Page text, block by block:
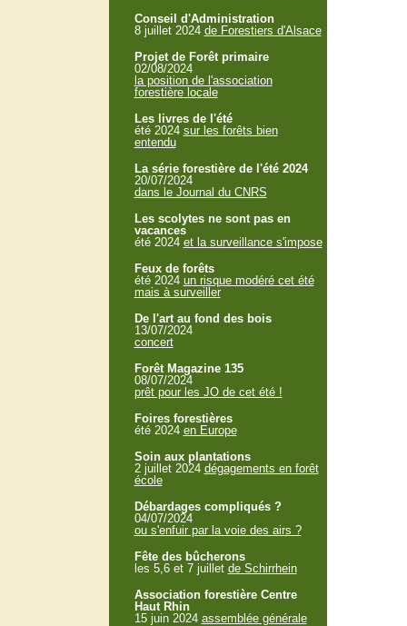
Conseil d'Administration
8 juillet 2024 de Forestiers d'Alsace
Projet de Forêt primaire
02/08/2024
la position de l'association
forestière locale
Les livres de l'été
été 2024 sur les forêts bien
entendu
La série forestière de l'été 2024
20/07/2024
dans le Journal du CNRS
Les scolytes ne sont pas en
vacances
été 2024 et la surveillance s'impose
Feux de forêts
été 2024 un risque modéré cet été
mais à surveiller
De l'art au fond des bois
13/07/2024
concert
Forêt Magazine 135
08/07/2024
prêt pour les JO de cet été !
Foires forestières
été 2024 en Europe
Soin aux plantations
2 juillet 2024 dégagements en forêt
école
Débardages compliqués ?
04/07/2024
ou s'enfuir par la voie des airs ?
Fête des bûcherons
les 5,6 et 7 juillet de Schirrhein
Association forestière Centre
Haut Rhin
15 juin 2024 assemblée générale